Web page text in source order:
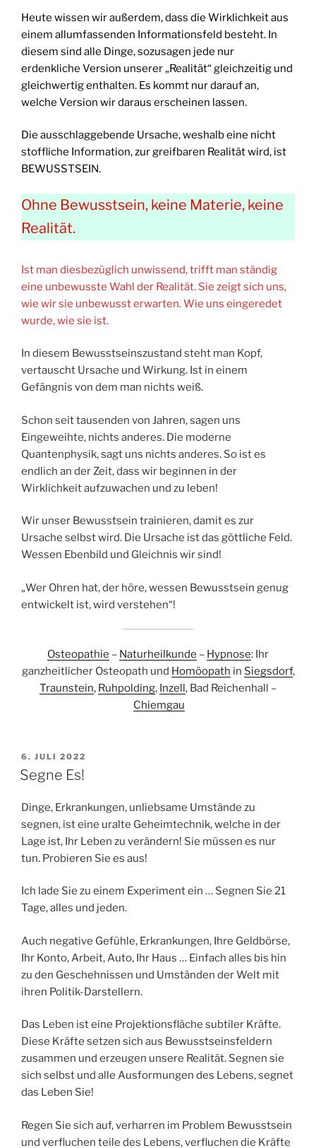
Heute wissen wir außerdem, dass die Wirklichkeit aus
einem allumfassenden Informationsfeld besteht. In
diesem sind alle Dinge, sozusagen jede nur
erdenkliche Version unserer „Realität“ gleichzeitig und
gleichwertig enthalten. Es kommt nur darauf an,
welche Version wir daraus erscheinen lassen.
Die ausschlaggebende Ursache, weshalb eine nicht
stoffliche Information, zur greifbaren Realität wird, ist
BEWUSSTSEIN.
Ohne Bewusstsein, keine Materie, keine
Realität.
Ist man diesbezüglich unwissend, trifft man ständig
eine unbewusste Wahl der Realität. Sie zeigt sich uns,
wie wir sie unbewusst erwarten. Wie uns eingeredet
wurde, wie sie ist.
In diesem Bewusstseinszustand steht man Kopf,
vertauscht Ursache und Wirkung. Ist in einem
Gefängnis von dem man nichts weiß.
Schon seit tausenden von Jahren, sagen uns
Eingeweihte, nichts anderes. Die moderne
Quantenphysik, sagt uns nichts anderes. So ist es
endlich an der Zeit, dass wir beginnen in der
Wirklichkeit aufzuwachen und zu leben!
Wir unser Bewusstsein trainieren, damit es zur
Ursache selbst wird. Die Ursache ist das göttliche Feld.
Wessen Ebenbild und Gleichnis wir sind!
„Wer Ohren hat, der höre, wessen Bewusstsein genug
entwickelt ist, wird verstehen“!
Osteopathie – Naturheilkunde – Hypnose: Ihr
ganzheitlicher Osteopath und Homöopath in Siegsdorf,
Traunstein, Ruhpolding, Inzell, Bad Reichenhall –
Chiemgau
VERÖFFENTLICHT
AM
6. JULI 2022
Segne Es!
Dinge, Erkrankungen, unliebsame Umstände zu
segnen, ist eine uralte Geheimtechnik, welche in der
Lage ist, Ihr Leben zu verändern! Sie müssen es nur
tun. Probieren Sie es aus!
Ich lade Sie zu einem Experiment ein … Segnen Sie 21
Tage, alles und jeden.
Auch negative Gefühle, Erkrankungen, Ihre Geldbörse,
Ihr Konto, Arbeit, Auto, Ihr Haus … Einfach alles bis hin
zu den Geschehnissen und Umständen der Welt mit
ihren Politik-Darstellern.
Das Leben ist eine Projektionsfläche subtiler Kräfte.
Diese Kräfte setzen sich aus Bewusstseinsfeldern
zusammen und erzeugen unsere Realität. Segnen sie
sich selbst und alle Ausformungen des Lebens, segnet
das Leben Sie!
Regen Sie sich auf, verharren im Problem Bewusstsein
und verfluchen teile des Lebens, verfluchen die Kräfte